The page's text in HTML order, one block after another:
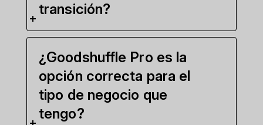
transición?
¿Goodshuffle Pro es la
opción correcta para el
tipo de negocio que
tengo?